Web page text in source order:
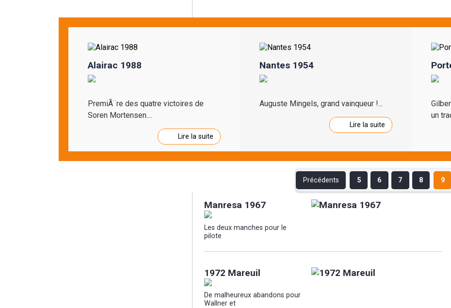
Alairac 1988
PremiÃ¨re des quatre victoires de
Soren Mortensen....
Lire la suite
Nantes 1954
Auguste Mingels, grand vainqueur !...
Lire la suite
un
Précédents 5 6 7 8 9
Manresa 1967
Les deux manches pour le
pilote
1972 Mareuil
De malheureux abandons pour
Wallner et